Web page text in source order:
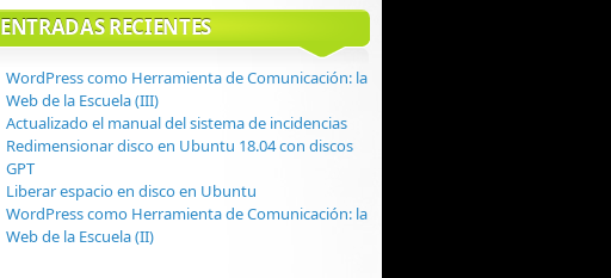
ENTRADAS RECIENTES
WordPress como Herramienta de Comunicación: la
Web de la Escuela (III)
Actualizado el manual del sistema de incidencias
Redimensionar disco en Ubuntu 18.04 con discos
GPT
Liberar espacio en disco en Ubuntu
WordPress como Herramienta de Comunicación: la
Web de la Escuela (II)